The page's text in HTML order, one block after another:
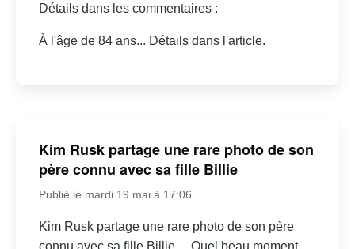
Détails dans les commentaires :
À l'âge de 84 ans... Détails dans l'article.
Kim Rusk partage une rare photo de son
père connu avec sa fille Billie
Publié le mardi 19 mai à 17:06
Kim Rusk partage une rare photo de son père
connu avec sa fille Billie… Quel beau moment…